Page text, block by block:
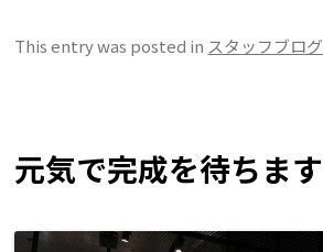
This entry was posted in スタッフブログ
元気で完成を待ちます